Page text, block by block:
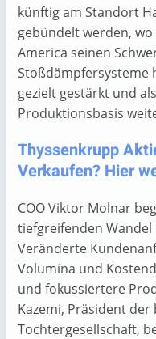
künftig am Standort
gebündelt werden,
America seinen
Stoßdämpfersysteme
gezielt gestärkt und
Produktionsbasis
Thyssenkrupp
Verkaufen? Hier
COO Viktor Molnar
tiefgreifenden
Veränderte
Volumina und
und fokussiertere
Kazemi, Präsident
Tochtergesellschaft,